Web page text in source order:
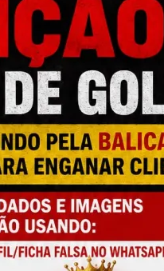
Marca:
Carro: